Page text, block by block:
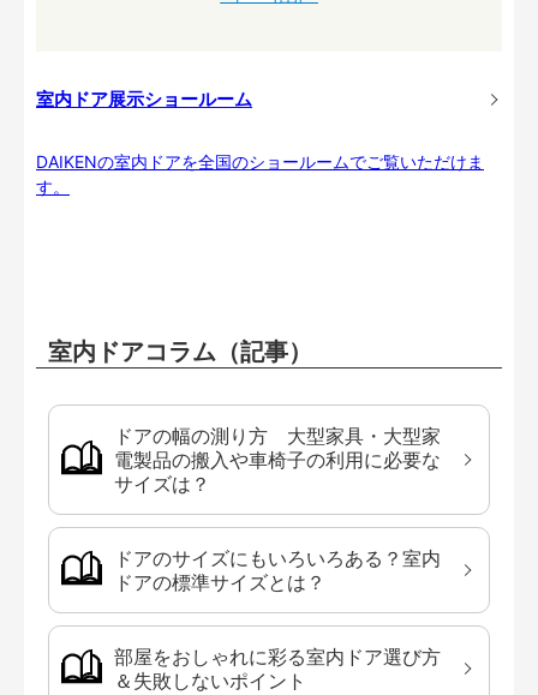
室内ドア展示ショールーム
DAIKENの室内ドアを全国のショールームでご覧いただけま
す。
室内ドアコラム（記事）
ドアの幅の測り方 大型家具・大型家
電製品の搬入や車椅子の利用に必要な
サイズは？
ドアのサイズにもいろいろある？室内
ドアの標準サイズとは？
部屋をおしゃれに彩る室内ドア選び方
＆失敗しないポイント